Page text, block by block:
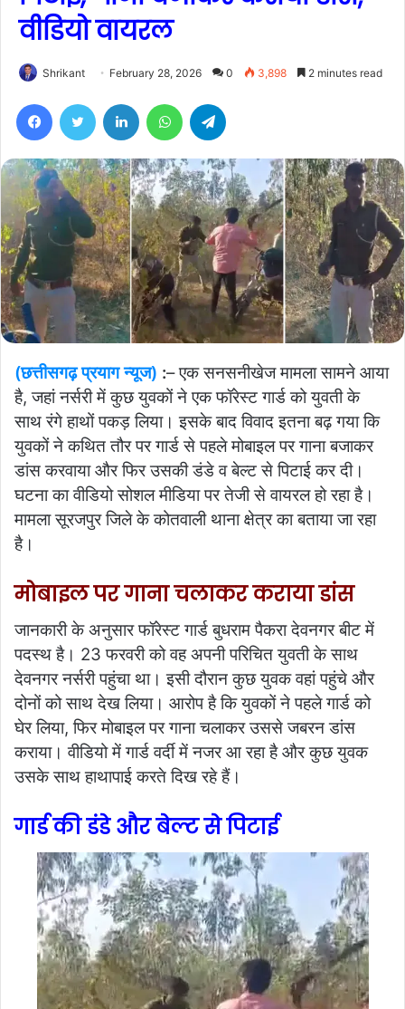
वीडियो वायरल
Shrikant February 28, 2026 0 3,898 2 minutes read
(छत्तीसगढ़ प्रयाग न्यूज) :– एक सनसनीखेज मामला सामने आया
है, जहां नर्सरी में कुछ युवकों ने एक फॉरेस्ट गार्ड को युवती के
साथ रंगे हाथों पकड़ लिया। इसके बाद विवाद इतना बढ़ गया कि
युवकों ने कथित तौर पर गार्ड से पहले मोबाइल पर गाना बजाकर
डांस करवाया और फिर उसकी डंडे व बेल्ट से पिटाई कर दी।
घटना का वीडियो सोशल मीडिया पर तेजी से वायरल हो रहा है।
मामला सूरजपुर जिले के कोतवाली थाना क्षेत्र का बताया जा रहा
है।
मोबाइल पर गाना चलाकर कराया डांस
जानकारी के अनुसार फॉरेस्ट गार्ड बुधराम पैकरा देवनगर बीट में
पदस्थ है। 23 फरवरी को वह अपनी परिचित युवती के साथ
देवनगर नर्सरी पहुंचा था। इसी दौरान कुछ युवक वहां पहुंचे और
दोनों को साथ देख लिया। आरोप है कि युवकों ने पहले गार्ड को
घेर लिया, फिर मोबाइल पर गाना चलाकर उससे जबरन डांस
कराया। वीडियो में गार्ड वर्दी में नजर आ रहा है और कुछ युवक
उसके साथ हाथापाई करते दिख रहे हैं।
गार्ड की डंडे और बेल्ट से पिटाई